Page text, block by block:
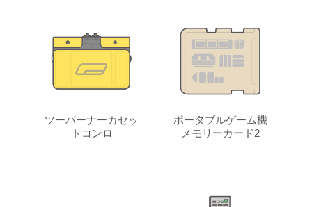
ツーバーナーカセッ
トコンロ
ポータブルゲーム機
メモリーカード2